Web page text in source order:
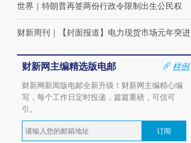
世界 ｜ 特朗普再签两份行政令限制出生公民权
财新周刊 ｜ 【封面报道】电力现货市场元年突进
财新网主编精选版电邮
样例
财新网新闻版电邮全新升级！财新网主编精心编
写，每个工作日定时投递，篇篇重磅，可信可
引。
订阅